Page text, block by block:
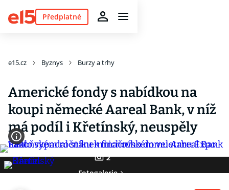
Předplatné
e15.cz Byznys Burzy a trhy
Americké fondy s nabídkou na
koupi německé Aareal Bank, v níž
má podíl i Křetínský, neuspěly
2
Fotogalerie